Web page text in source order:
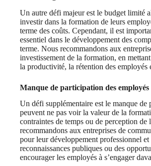
Un autre défi majeur est le budget limité
investir dans la formation de leurs
terme des coûts. Cependant, il est
essentiel dans le développement des
terme. Nous recommandons aux
investissement de la formation, en
la productivité, la rétention des employés
Manque de participation des employés
Un défi supplémentaire est le manque
peuvent ne pas voir la valeur de la
contraintes de temps ou de perception
recommandons aux entreprises de
pour leur développement professionnel
reconnaissances publiques ou des
encourager les employés à s’engager